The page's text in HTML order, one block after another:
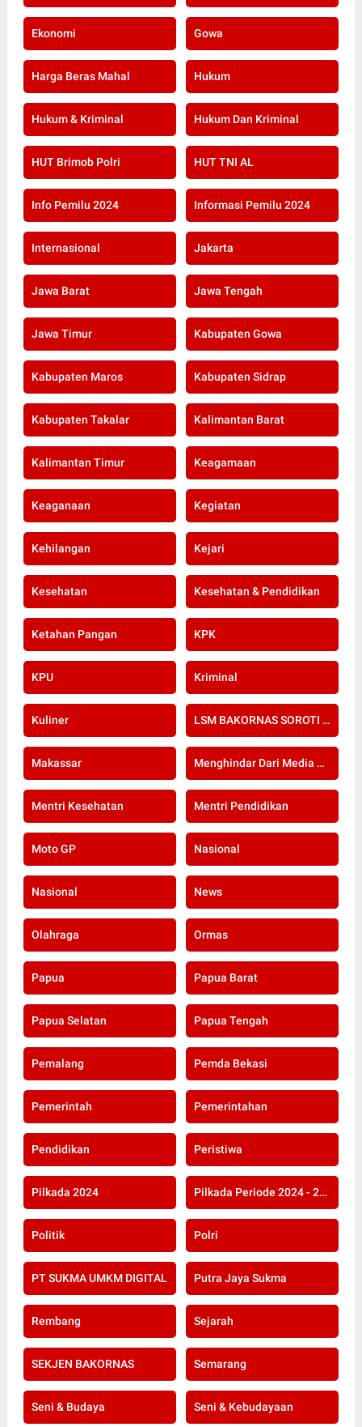
Ekonomi Gowa
Harga Beras Mahal Hukum
Hukum & Kriminal Hukum Dan Kriminal
HUT Brimob Polri HUT TNI AL
Info Pemilu 2024 Informasi Pemilu 2024
Internasional Jakarta
Jawa Barat Jawa Tengah
Jawa Timur Kabupaten Gowa
Kabupaten Maros Kabupaten Sidrap
Kabupaten Takalar Kalimantan Barat
Kalimantan Timur Keagamaan
Keaganaan Kegiatan
Kehilangan Kejari
Kesehatan Kesehatan & Pendidikan
Ketahan Pangan KPK
KPU Kriminal
Kuliner LSM BAKORNAS SOROTI RE-SERTIFIKASI KOMPETENSI APOTEKER YANG DI SELENGGARAKAN OLEH KOLEGIUM FARMASI
Makassar Menghindar Dari Media Setelah Terbongkar Kasus Dugaan Gratifikasi Komisioner KPU Kota Bogor
Mentri Kesehatan Mentri Pendidikan
Moto GP Nasional
Nasional News
Olahraga Ormas
Papua Papua Barat
Papua Selatan Papua Tengah
Pemalang Pemda Bekasi
Pemerintah Pemerintahan
Pendidikan Peristiwa
Pilkada 2024 Pilkada Periode 2024 - 2029
Politik Polri
PT SUKMA UMKM DIGITAL Putra Jaya Sukma
Rembang Sejarah
SEKJEN BAKORNAS Semarang
Seni & Budaya Seni & Kebudayaan